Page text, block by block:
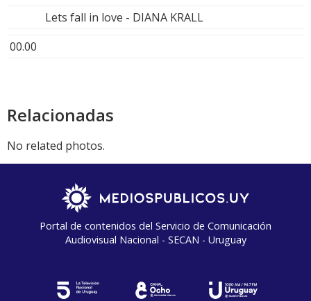
Lets fall in love - DIANA KRALL
00.00
Relacionadas
No related photos.
Portal de contenidos del Servicio de Comunicación
Audiovisual Nacional - SECAN - Uruguay